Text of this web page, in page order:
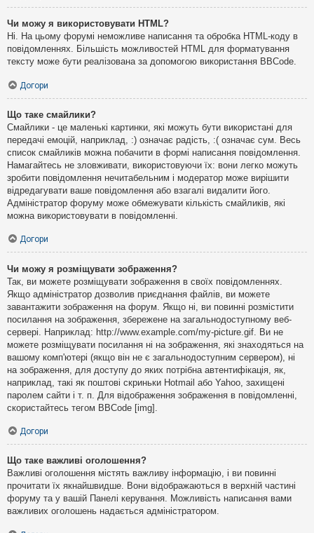
Чи можу я використовувати HTML?
Ні. На цьому форумі неможливе написання та обробка HTML-коду в
повідомленнях. Більшість можливостей HTML для форматування
тексту може бути реалізована за допомогою використання BBCode.
Догори
Що таке смайлики?
Смайлики - це маленькі картинки, які можуть бути використані для
передачі емоцій, наприклад, :) означає радість, :( означає сум. Весь
список смайликів можна побачити в формі написання повідомлення.
Намагайтесь не зловживати, використовуючи їх: вони легко можуть
зробити повідомлення нечитабельним і модератор може вирішити
відредагувати ваше повідомлення або взагалі видалити його.
Адміністратор форуму може обмежувати кількість смайликів, які
можна використовувати в повідомленні.
Догори
Чи можу я розміщувати зображення?
Так, ви можете розміщувати зображення в своїх повідомленнях.
Якщо адміністратор дозволив приєднання файлів, ви можете
завантажити зображення на форум. Якщо ні, ви повинні розмістити
посилання на зображення, збережене на загальнодоступному веб-
сервері. Наприклад: http://www.example.com/my-picture.gif. Ви не
можете розміщувати посилання ні на зображення, які знаходяться на
вашому комп'ютері (якщо він не є загальнодоступним сервером), ні
на зображення, для доступу до яких потрібна автентифікація, як,
наприклад, такі як поштові скриньки Hotmail або Yahoo, захищені
паролем сайти і т. п. Для відображення зображення в повідомленні,
скористайтесь тегом BBCode [img].
Догори
Що таке важливі оголошення?
Важливі оголошення містять важливу інформацію, і ви повинні
прочитати їх якнайшвидше. Вони відображаються в верхній частині
форуму та у вашій Панелі керування. Можливість написання вами
важливих оголошень надається адміністратором.